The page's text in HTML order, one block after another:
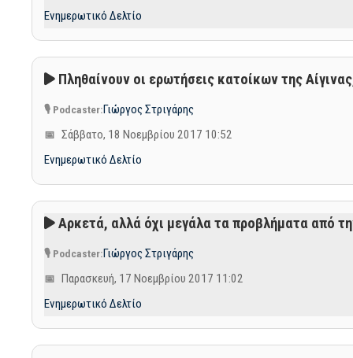
Ενημερωτικό Δελτίο
Πληθαίνουν οι ερωτήσεις κατοίκων της
Γιώργος Στριγάρης
Σάββατο, 18 Νοεμβρίου 2017 10:52
Ενημερωτικό Δελτίο
Αρκετά, αλλά όχι μεγάλα τα προβλήματα από
Γιώργος Στριγάρης
Παρασκευή, 17 Νοεμβρίου 2017 11:02
Ενημερωτικό Δελτίο